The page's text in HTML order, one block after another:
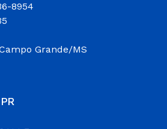
8954
Grande/MS